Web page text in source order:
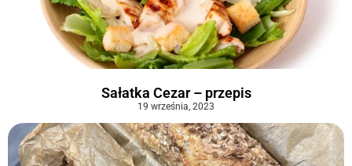
Sałatka Cezar – przepis
19 września, 2023